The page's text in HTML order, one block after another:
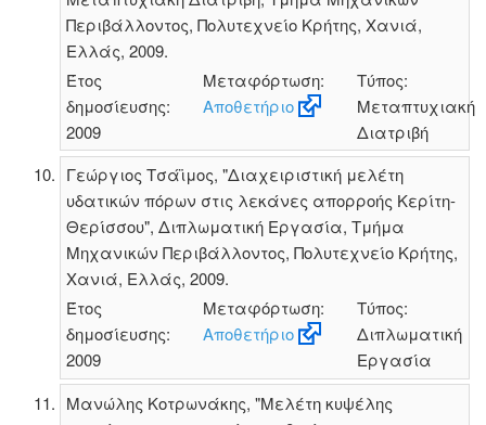
Περιβάλλοντος, Πολυτεχνείο Κρήτης, Χανιά,
Ελλάς, 2009.
Έτος
δημοσίευσης:
2009
Μεταφόρτωση:
Αποθετήριο
Τύπος:
Μεταπτυχιακή
Διατριβή
Γεώργιος Τσάϊμος, "Διαχειριστική μελέτη
υδατικών πόρων στις λεκάνες απορροής Κερίτη-
Θερίσσου", Διπλωματική Εργασία, Τμήμα
Μηχανικών Περιβάλλοντος, Πολυτεχνείο Κρήτης,
Χανιά, Ελλάς, 2009.
Έτος
δημοσίευσης:
2009
Μεταφόρτωση:
Αποθετήριο
Τύπος:
Διπλωματική
Εργασία
Μανώλης Κοτρωνάκης, "Μελέτη κυψέλης